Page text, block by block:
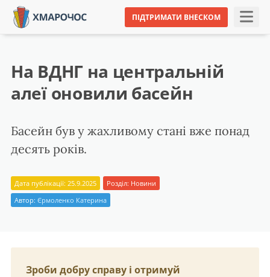
ПІДТРИМАТИ ВНЕСКОМ
На ВДНГ на центральній
алеї оновили басейн
Басейн був у жахливому стані вже понад
десять років.
Дата публікації: 25.9.2025 Розділ: Новини
Автор: Єрмоленко Катерина
Зроби добру справу і отримуй